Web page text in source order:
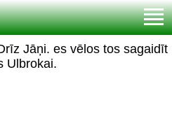
Jāņi. es vēlos tos sagaidīt
Ulbrokai.